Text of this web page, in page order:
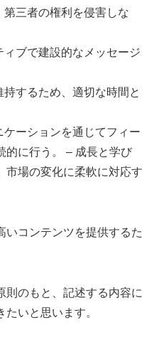
三者の権利を侵害しな
ブで建設的なメッセージ
するため、適切な時間と
ーションを通じてフィー
的に行う。 – 成長と学び
市場の変化に柔軟に対応す
いコンテンツを提供するた
則のもと、記述する内容に
いと思います。